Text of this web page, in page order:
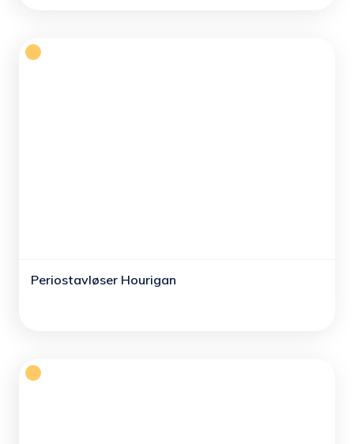
Periostavløser Hourigan